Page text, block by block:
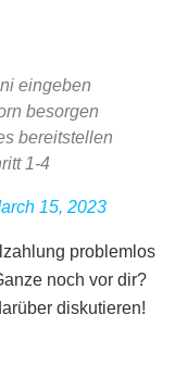
eingeben
besorgen
bereitstellen
1-4
15, 2023
problemlos
noch vor dir?
diskutieren!